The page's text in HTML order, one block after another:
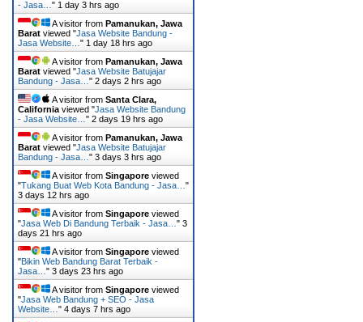
- Jasa… " 1 day 3 hrs ago
A visitor from Pamanukan, Jawa
Barat viewed "Jasa Website Bandung -
Jasa Website… " 1 day 18 hrs ago
A visitor from Pamanukan, Jawa
Barat viewed "Jasa Website Batujajar
Bandung - Jasa… " 2 days 2 hrs ago
A visitor from Santa Clara,
California viewed "Jasa Website Bandung
- Jasa Website… " 2 days 19 hrs ago
A visitor from Pamanukan, Jawa
Barat viewed "Jasa Website Batujajar
Bandung - Jasa… " 3 days 3 hrs ago
A visitor from Singapore viewed
"Tukang Buat Web Kota Bandung - Jasa… "
3 days 12 hrs ago
A visitor from Singapore viewed
"Jasa Web Di Bandung Terbaik - Jasa… " 3
days 21 hrs ago
A visitor from Singapore viewed
"Bikin Web Bandung Barat Terbaik -
Jasa… " 3 days 23 hrs ago
A visitor from Singapore viewed
"Jasa Web Bandung + SEO - Jasa
Website… " 4 days 7 hrs ago